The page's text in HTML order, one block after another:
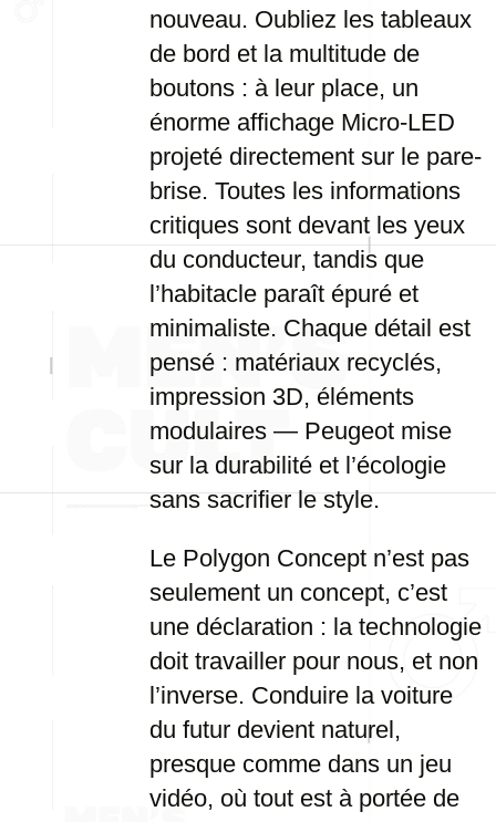
nouveau. Oubliez les tableaux
de bord et la multitude de
boutons : à leur place, un
énorme affichage Micro-LED
projeté directement sur le pare-
brise. Toutes les informations
critiques sont devant les yeux
du conducteur, tandis que
l’habitacle paraît épuré et
minimaliste. Chaque détail est
pensé : matériaux recyclés,
impression 3D, éléments
modulaires — Peugeot mise
sur la durabilité et l’écologie
sans sacrifier le style.
Le Polygon Concept n’est pas
seulement un concept, c’est
une déclaration : la technologie
doit travailler pour nous, et non
l’inverse. Conduire la voiture
du futur devient naturel,
presque comme dans un jeu
vidéo, où tout est à portée de